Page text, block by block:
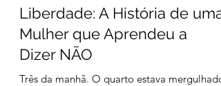
Alessander Raker Stehling
Autoconhecimento e
Liberdade: A História de uma